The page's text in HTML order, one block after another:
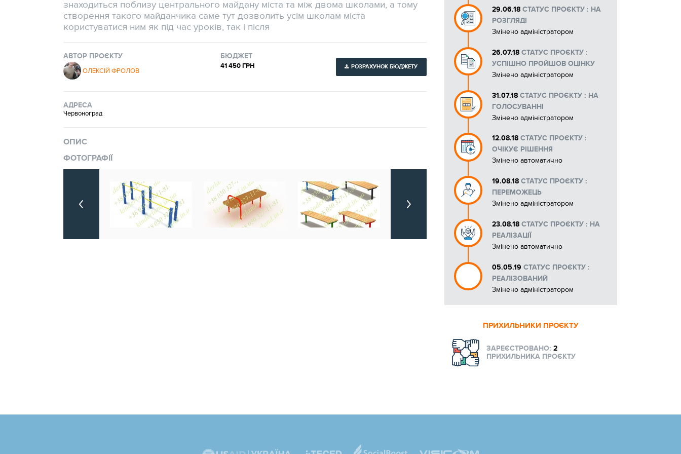
знаходиться поблизу центрального майдану міста та між двома школами, а тому
створення такого майданчика саме тут дозволить усім школам міста
користуватися ним як під час уроків, так і після
АВТОР ПРОЄКТУ
ОЛЕКСІЙ ФРОЛОВ
БЮДЖЕТ
41 450 ГРН РОЗРАХУНОК БЮДЖЕТУ
АДРЕСА
Червоноград
ОПИС
ФОТОГРАФІЇ
29.06.18 СТАТУС ПРОЄКТУ : НА
РОЗГЛЯДІ
Змінено адміністратором
26.07.18 СТАТУС ПРОЄКТУ :
УСПІШНО ПРОЙШОВ ОЦІНКУ
Змінено адміністратором
31.07.18 СТАТУС ПРОЄКТУ : НА
ГОЛОСУВАННІ
Змінено адміністратором
12.08.18 СТАТУС ПРОЄКТУ :
ОЧІКУЄ РІШЕННЯ
Змінено автоматично
19.08.18 СТАТУС ПРОЄКТУ :
ПЕРЕМОЖЕЦЬ
Змінено адміністратором
23.08.18 СТАТУС ПРОЄКТУ : НА
РЕАЛІЗАЦІЇ
Змінено автоматично
05.05.19 СТАТУС ПРОЄКТУ :
РЕАЛІЗОВАНИЙ
Змінено адміністратором
ПРИХИЛЬНИКИ ПРОЄКТУ
ЗАРЕЄСТРОВАНО: 2
ПРИХИЛЬНИКА ПРОЄКТУ